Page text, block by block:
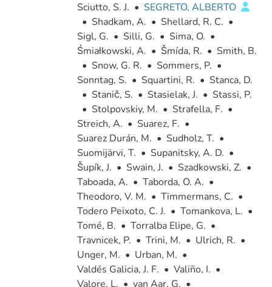
Sciutto, S. J. • SEGRETO, ALBERTO
• Shadkam, A. • Shellard, R. C. •
Sigl, G. • Silli, G. • Sima, O. •
Śmiałkowski, A. • Šmída, R. • Smith, B.
• Snow, G. R. • Sommers, P. •
Sonntag, S. • Squartini, R. • Stanca, D.
• Stanič, S. • Stasielak, J. • Stassi, P.
• Stolpovskiy, M. • Strafella, F. •
Streich, A. • Suarez, F. •
Suarez Durán, M. • Sudholz, T. •
Suomijärvi, T. • Supanitsky, A. D. •
Šupík, J. • Swain, J. • Szadkowski, Z. •
Taboada, A. • Taborda, O. A. •
Theodoro, V. M. • Timmermans, C. •
Todero Peixoto, C. J. • Tomankova, L. •
Tomé, B. • Torralba Elipe, G. •
Travnicek, P. • Trini, M. • Ulrich, R. •
Unger, M. • Urban, M. •
Valdés Galicia, J. F. • Valiño, I. •
Valore, L. • van Aar, G. •